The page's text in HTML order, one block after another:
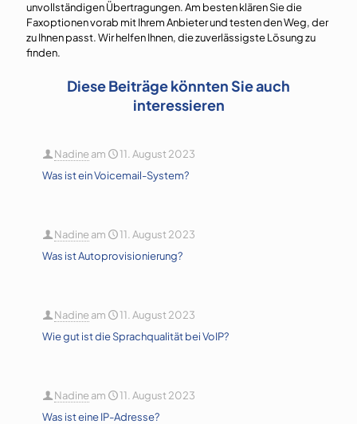
unvollständigen Übertragungen. Am besten klären Sie die
Faxoptionen vorab mit Ihrem Anbieter und testen den Weg, der
zu Ihnen passt. Wir helfen Ihnen, die zuverlässigste Lösung zu
finden.
Diese Beiträge könnten Sie auch
interessieren
Nadine am
11. August 2023
Was ist ein Voicemail-System?
Nadine am
11. August 2023
Was ist Autoprovisionierung?
Nadine am
11. August 2023
Wie gut ist die Sprachqualität bei VoIP?
Nadine am
11. August 2023
Was ist eine IP-Adresse?